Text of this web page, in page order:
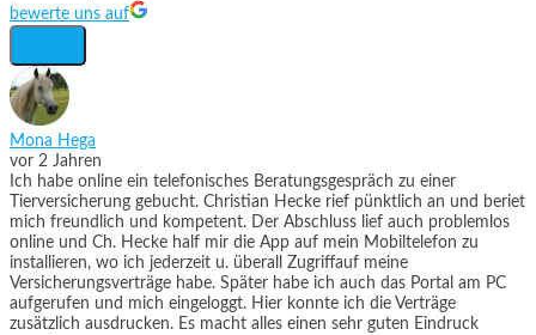
bewerte uns auf
Mona Hega
vor 2 Jahren
Ich habe online ein telefonisches Beratungsgespräch zu einer
Tierversicherung gebucht. Christian Hecke rief pünktlich an und beriet
mich freundlich und kompetent. Der Abschluss lief auch problemlos
online und Ch. Hecke half mir die App auf mein Mobiltelefon zu
installieren, wo ich jederzeit u. überall Zugriffauf meine
Versicherungsverträge habe. Später habe ich auch das Portal am PC
aufgerufen und mich eingeloggt. Hier konnte ich die Verträge
zusätzlich ausdrucken. Es macht alles einen sehr guten Eindruck